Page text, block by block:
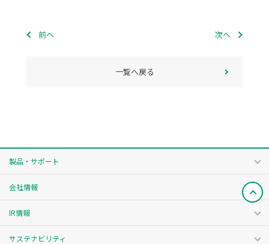
前へ 次へ
一覧へ戻る
製品・サポート
会社情報
IR情報
サステナビリティ